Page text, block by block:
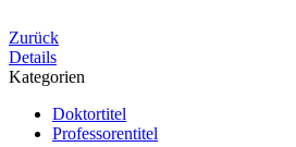
Zurück
Details
Kategorien
Doktortitel
Professorentitel